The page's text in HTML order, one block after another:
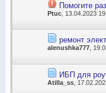
Помогите
Ptuc , 13.04.2023
ремонт
alenushka777 ,
ИБП для
Atilla_ss ,